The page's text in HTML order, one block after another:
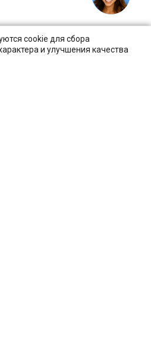
cookie для сбора
и улучшения качества